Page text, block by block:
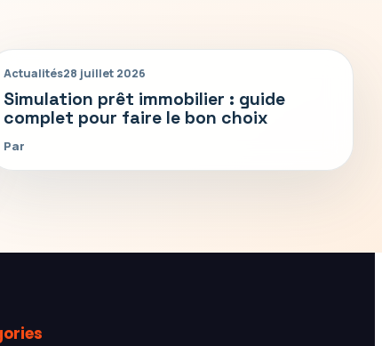
Actualités28 juillet 2026
Simulation prêt immobilier : guide
complet pour faire le bon choix
Par